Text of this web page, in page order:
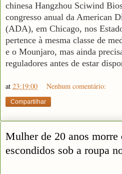
chinesa Hangzhou Sciwind
congresso anual da American
(ADA), em Chicago, nos
pertence à mesma classe de
e o Mounjaro, mas ainda
reguladores antes de estar
at 23:19:00 Nenhum comentário:
Compartilhar
Mulher de 20 anos morre
escondidos sob a roupa